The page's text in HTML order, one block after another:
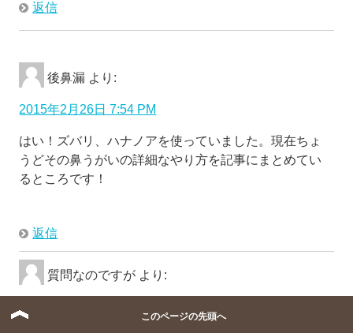
返信
後鼻漏 より:
2015年2月26日 7:54 PM
はい！ズバリ、ハナノアを使っていました。現在ちょ
うどその鼻うがいの詳細なやり方を記事にまとめてい
るところです！
返信
質問なのですが より:
このページの先頭へ